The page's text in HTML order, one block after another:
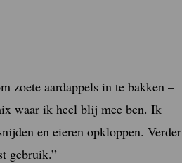
zoete aardappels in te bakken –
waar ik heel blij mee ben. Ik
en eieren opkloppen. Verder
gebruik.”